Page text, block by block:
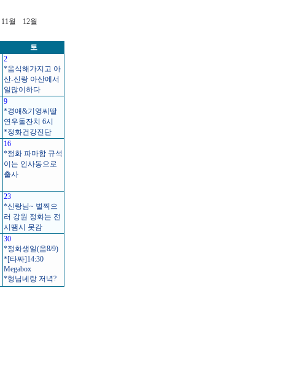
11월 12월
토
2
*음식해가지고 아
산-신랑 아산에서
일많이하다
9
*경애&기영씨딸
연우돌잔치 6시
*정화건강진단
16
*정화 파마함 규석
이는 인사동으로
출사
23
*신랑님~ 별찍으
러 강원 정화는 전
시땜시 못감
30
*정화생일(음8/9)
*[타짜]14:30
Megabox
*형님네랑 저녁?